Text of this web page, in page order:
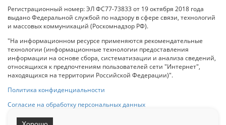
Регистрационный номер: ЭЛ ФС77-73833 от 19 октября 2018 года
выдано Федеральной службой по надзору в сфере связи, технологий
и массовых коммуникаций (Роскомнадзор РФ).
"На информационном ресурсе применяются рекомендательные
технологии (информационные технологии предоставления
информации на основе сбора, систематизации и анализа сведений,
относящихся к предпочтениям пользователей сети "Интернет",
находящихся на территории Российской Федерации)".
Политика конфиденциальности
Согласие на обработку персональных данных